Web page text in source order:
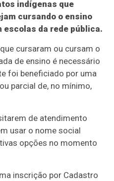
indígenas que
cursando o ensino
da rede pública.
cursaram ou cursam o
de ensino é necessário
foi beneficiado por uma
parcial de, no mínimo,
de atendimento
usar o nome social
opções no momento
inscrição por Cadastro